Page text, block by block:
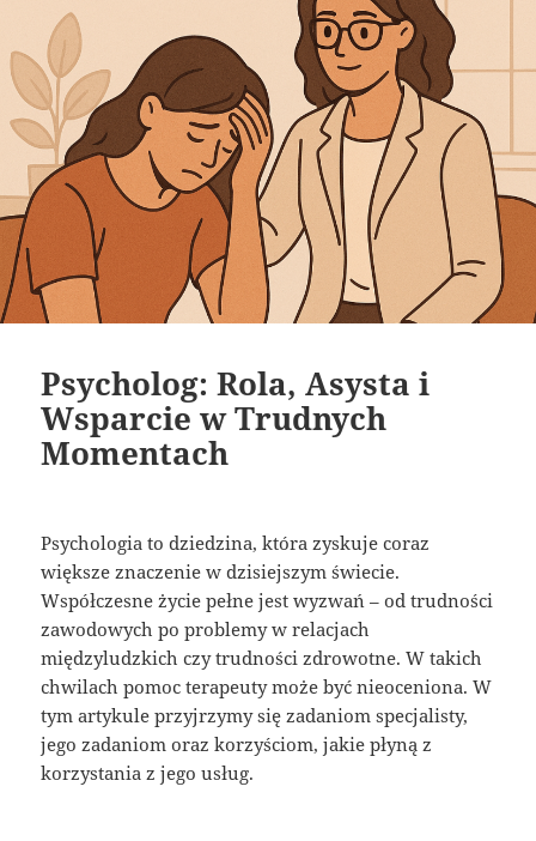
Psycholog: Rola, Asysta i
Wsparcie w Trudnych
Momentach
Psychologia to dziedzina, która zyskuje coraz
większe znaczenie w dzisiejszym świecie.
Współczesne życie pełne jest wyzwań – od trudności
zawodowych po problemy w relacjach
międzyludzkich czy trudności zdrowotne. W takich
chwilach pomoc terapeuty może być nieoceniona. W
tym artykule przyjrzymy się zadaniom specjalisty,
jego zadaniom oraz korzyściom, jakie płyną z
korzystania z jego usług.